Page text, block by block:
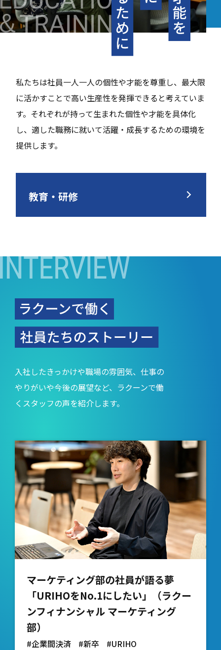
私たちは社員一人一人の個性や才能を尊重し、最大限
に活かすことで高い生産性を発揮できると考えていま
す。それぞれが持って生まれた個性や才能を具体化
し、適した職務に就いて活躍・成長するための環境を
提供します。
教育・研修
入社したきっかけや職場の雰囲気、仕事の
やりがいや今後の展望など、ラクーンで働
くスタッフの声を紹介します。
マーケティング部の社員が語る夢
「URIHOをNo.1にしたい」（ラクー
ンフィナンシャル マーケティング
部）
#企業間決済 #新卒
#URIHO